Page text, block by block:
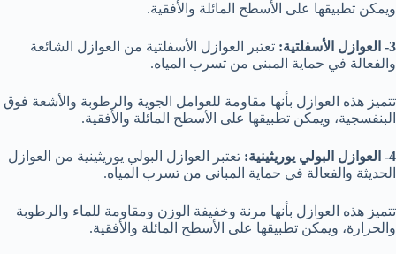
ويمكن تطبيقها على الأسطح المائلة والأفقية.
3- العوازل الأسفلتية:
تعتبر العوازل الأسفلتية من العوازل الشائعة
والفعالة في حماية المبنى من تسرب المياه.
تتميز هذه العوازل بأنها مقاومة للعوامل الجوية والرطوبة والأشعة فوق
البنفسجية، ويمكن تطبيقها على الأسطح المائلة والأفقية.
4- العوازل البولي يوريثينية:
تعتبر العوازل البولي يوريثينية من العوازل
الحديثة والفعالة في حماية المباني من تسرب المياه.
تتميز هذه العوازل بأنها مرنة وخفيفة الوزن ومقاومة للماء والرطوبة
والحرارة، ويمكن تطبيقها على الأسطح المائلة والأفقية.